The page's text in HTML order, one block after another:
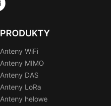
PRODUKTY
Anteny WiFi
Anteny MIMO
Anteny DAS
Anteny LoRa
Anteny helowe